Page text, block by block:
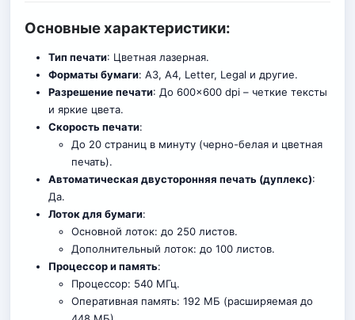
Основные характеристики:
Тип печати: Цветная лазерная.
Форматы бумаги: A3, A4, Letter, Legal и другие.
Разрешение печати: До 600×600 dpi – четкие тексты
и яркие цвета.
Скорость печати:
До 20 страниц в минуту (черно-белая и цветная
печать).
Автоматическая двусторонняя печать (дуплекс):
Да.
Лоток для бумаги:
Основной лоток: до 250 листов.
Дополнительный лоток: до 100 листов.
Процессор и память:
Процессор: 540 МГц.
Оперативная память: 192 МБ (расширяемая до